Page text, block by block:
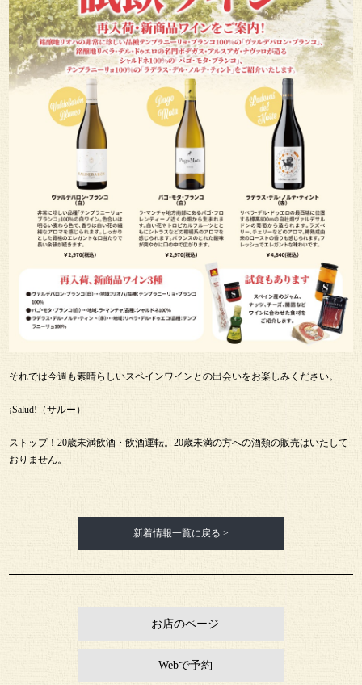
それでは今週も素晴らしいスペインワインとの出会いをお楽しみください。
¡Salud!（サルー）
ストップ！20歳未満飲酒・飲酒運転。20歳未満の方への酒類の販売はいたして
おりません。
新着情報一覧に戻る >
お店のページ
Webで予約